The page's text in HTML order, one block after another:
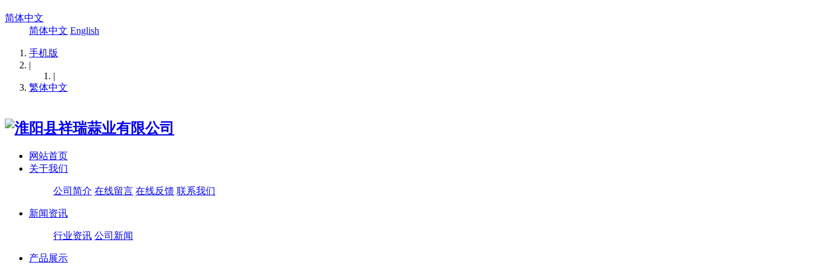
简体中文
简体中文 English
手机版
|
|
繁体中文
网站首页
关于我们
公司简介 在线留言 在线反馈 联系我们
新闻资讯
行业资讯 公司新闻
产品展示